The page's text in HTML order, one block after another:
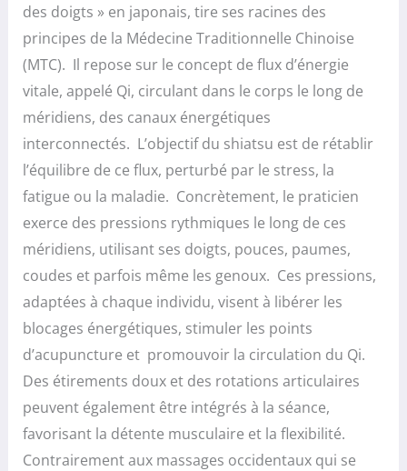
des doigts » en japonais, tire ses racines des
principes de la Médecine Traditionnelle Chinoise
(MTC). Il repose sur le concept de flux d’énergie
vitale, appelé Qi, circulant dans le corps le long de
méridiens, des canaux énergétiques
interconnectés. L’objectif du shiatsu est de rétablir
l’équilibre de ce flux, perturbé par le stress, la
fatigue ou la maladie. Concrètement, le praticien
exerce des pressions rythmiques le long de ces
méridiens, utilisant ses doigts, pouces, paumes,
coudes et parfois même les genoux. Ces pressions,
adaptées à chaque individu, visent à libérer les
blocages énergétiques, stimuler les points
d’acupuncture et promouvoir la circulation du Qi.
Des étirements doux et des rotations articulaires
peuvent également être intégrés à la séance,
favorisant la détente musculaire et la flexibilité.
Contrairement aux massages occidentaux qui se